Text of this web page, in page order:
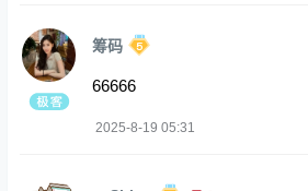
筹码
66666
2025-8-19 05:31